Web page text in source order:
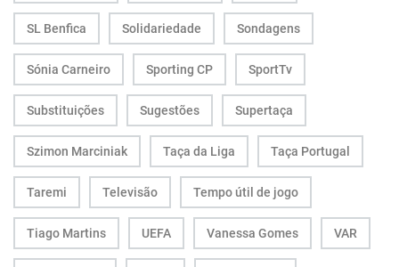
SL Benfica Solidariedade Sondagens
Sónia Carneiro Sporting CP SportTv
Substituições Sugestões Supertaça
Szimon Marciniak Taça da Liga Taça Portugal
Taremi Televisão Tempo útil de jogo
Tiago Martins UEFA Vanessa Gomes VAR